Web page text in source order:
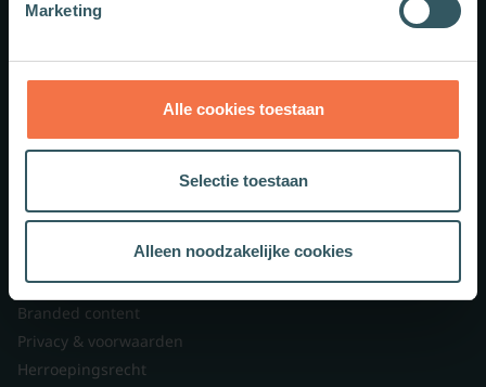
Marketing
Alle cookies toestaan
Selectie toestaan
Alleen noodzakelijke cookies
Nieuwsbrieven
Veelgestelde vragen
Contact
Branded content
Privacy & voorwaarden
Herroepingsrecht